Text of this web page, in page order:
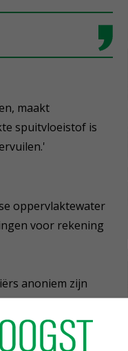
maakt
spuitvloeistof is
oppervlaktewater
voor rekening
anoniem zijn
vult en reinigt